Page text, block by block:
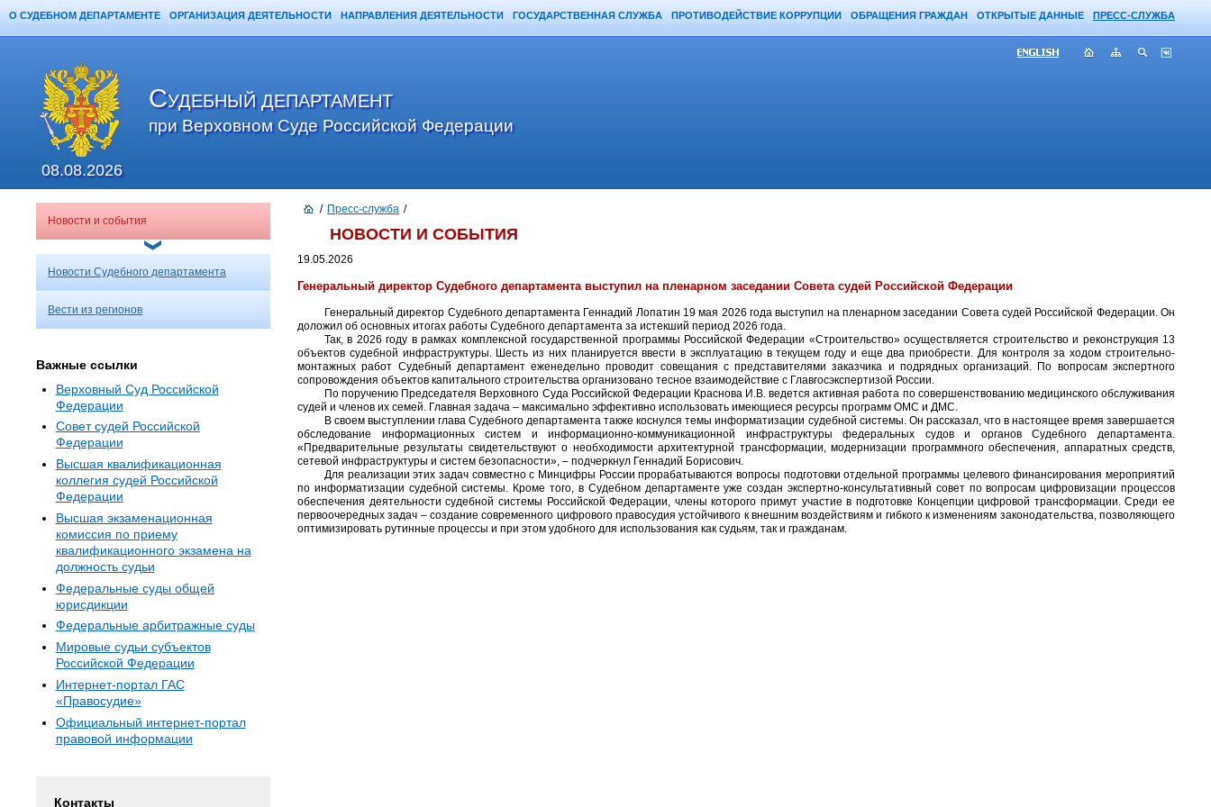
О СУДЕБНОМ ДЕПАРТАМЕНТЕ ОРГАНИЗАЦИЯ ДЕЯТЕЛЬНОСТИ НАПРАВЛЕНИЯ ДЕЯТЕЛЬНОСТИ ГОСУДАРСТВЕННАЯ СЛУЖБА ПРОТИВОДЕЙСТВИЕ КОРРУПЦИИ ОБРАЩЕНИЯ ГРАЖДАН ОТКРЫТЫЕ ДАННЫЕ ПРЕСС-СЛУЖБА
/ Пресс-служба /
НОВОСТИ И СОБЫТИЯ
19.05.2026
Генеральный директор Судебного департамента выступил на пленарном заседании Совета судей Российской Федерации
Генеральный директор Судебного департамента Геннадий Лопатин 19 мая 2026 года выступил на пленарном заседании Совета судей Российской Федерации. Он
доложил об основных итогах работы Судебного департамента за истекший период 2026 года.
Так, в 2026 году в рамках комплексной государственной программы Российской Федерации «Строительство» осуществляется строительство и реконструкция 13
объектов судебной инфраструктуры. Шесть из них планируется ввести в эксплуатацию в текущем году и еще два приобрести. Для контроля за ходом строительно-
монтажных работ Судебный департамент еженедельно проводит совещания с представителями заказчика и подрядных организаций. По вопросам экспертного
сопровождения объектов капитального строительства организовано тесное взаимодействие с Главгосэкспертизой России.
По поручению Председателя Верховного Суда Российской Федерации Краснова И.В. ведется активная работа по совершенствованию медицинского обслуживания
судей и членов их семей. Главная задача – максимально эффективно использовать имеющиеся ресурсы программ ОМС и ДМС.
В своем выступлении глава Судебного департамента также коснулся темы информатизации судебной системы. Он рассказал, что в настоящее время завершается
обследование информационных систем и информационно-коммуникационной инфраструктуры федеральных судов и органов Судебного департамента.
«Предварительные результаты свидетельствуют о необходимости архитектурной трансформации, модернизации программного обеспечения, аппаратных средств,
сетевой инфраструктуры и систем безопасности», – подчеркнул Геннадий Борисович.
Для реализации этих задач совместно с Минцифры России прорабатываются вопросы подготовки отдельной программы целевого финансирования мероприятий
по информатизации судебной системы. Кроме того, в Судебном департаменте уже создан экспертно-консультативный совет по вопросам цифровизации процессов
обеспечения деятельности судебной системы Российской Федерации, члены которого примут участие в подготовке Концепции цифровой трансформации. Среди ее
первоочередных задач – создание современного цифрового правосудия устойчивого к внешним воздействиям и гибкого к изменениям законодательства, позволяющего
оптимизировать рутинные процессы и при этом удобного для использования как судьям, так и гражданам.
Новости и события
Новости Судебного департамента
Вести из регионов
Важные ссылки
Верховный Суд Российской
Федерации
Совет судей Российской
Федерации
Высшая квалификационная
коллегия судей Российской
Федерации
Высшая экзаменационная
комиссия по приему
квалификационного экзамена на
должность судьи
Федеральные суды общей
юрисдикции
Федеральные арбитражные суды
Мировые судьи субъектов
Российской Федерации
Интернет-портал ГАС
«Правосудие»
Официальный интернет-портал
правовой информации
Контакты
СУДЕБНЫЙ ДЕПАРТАМЕНТ
при Верховном Суде Российской Федерации
08.08.2026